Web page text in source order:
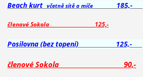
Beach kurt včetně sítě a míče 185,-
členové Sokola 125,-
Posilovna (bez topení) 125,-
členové Sokola 90,-